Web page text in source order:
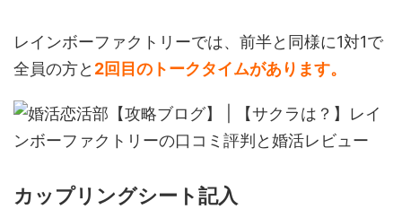
レインボーファクトリーでは、前半と同様に1対1で
全員の方と 2回目のトークタイムがあります。
カップリングシート記入